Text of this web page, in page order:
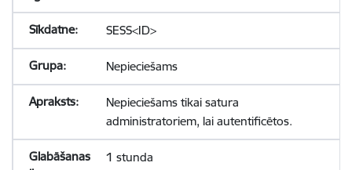
SESS<ID>
Nepieciešams
Nepieciešams tikai satura
administratoriem, lai autentificētos.
1 stunda